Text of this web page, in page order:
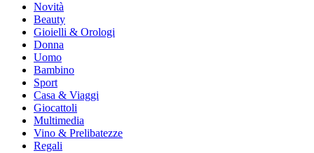
Novità
Beauty
Gioielli & Orologi
Donna
Uomo
Bambino
Sport
Casa & Viaggi
Giocattoli
Multimedia
Vino & Prelibatezze
Regali